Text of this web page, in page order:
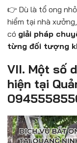
👉 Dù là tổ ong
hiểm tại nhà xưởng,
có giải pháp
từng đối tượng
VII. Một số
hiện tại